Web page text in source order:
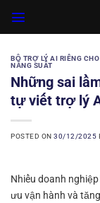
BỘ TRỢ LÝ AI RIÊNG
NĂNG SUẤT
Những sai
tự viết trợ lý
POSTED ON30/12/2025
Nhiều doanh
ưu vận hành và